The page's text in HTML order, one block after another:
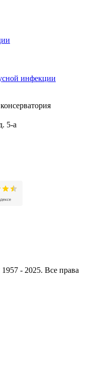
инфекции
5-а
- 2025. Все права